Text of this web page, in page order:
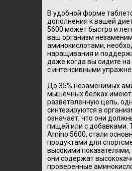
В удобной форме
дополнения к вашей
5600 может быстро и
ваш организм
аминокислотами,
наращивания и
даже когда вы сидите на
с интенсивными
До 35% незаменимых
мышечных белках имеют
разветвленную цепь,
синтезируются в
означает, что они
пищей или с добавками.
Amino 5600, стали
продуктами для
высокими показателями,
они содержат
проверенные